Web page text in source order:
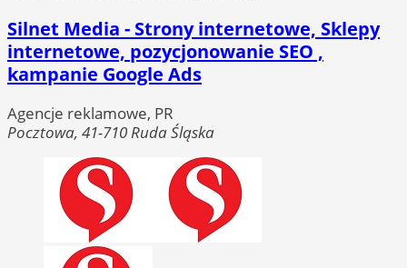
Silnet Media - Strony internetowe, Sklepy
internetowe, pozycjonowanie SEO ,
kampanie Google Ads
Agencje reklamowe, PR
Pocztowa, 41-710 Ruda Śląska